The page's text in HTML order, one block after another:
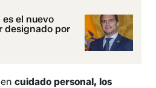
el nuevo
designado por
encuidado personal, los